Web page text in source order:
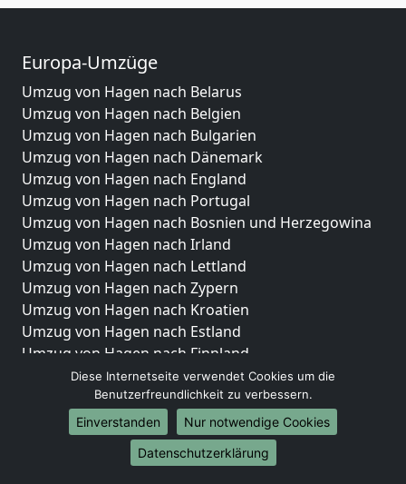
Europa-Umzüge
Umzug von Hagen nach Belarus
Umzug von Hagen nach Belgien
Umzug von Hagen nach Bulgarien
Umzug von Hagen nach Dänemark
Umzug von Hagen nach England
Umzug von Hagen nach Portugal
Umzug von Hagen nach Bosnien und Herzegowina
Umzug von Hagen nach Irland
Umzug von Hagen nach Lettland
Umzug von Hagen nach Zypern
Umzug von Hagen nach Kroatien
Umzug von Hagen nach Estland
Umzug von Hagen nach Finnland
Umzug von Hagen nach Frankreich
Umzug von Hagen nach Griechenland
Umzug von Hagen nach Italien
Umzug von Hagen nach Liechtenstein
Umzug von Hagen nach Luxemburg
Diese Internetseite verwendet Cookies um die
Benutzerfreundlichkeit zu verbessern.
Einverstanden
Nur notwendige Cookies
Datenschutzerklärung